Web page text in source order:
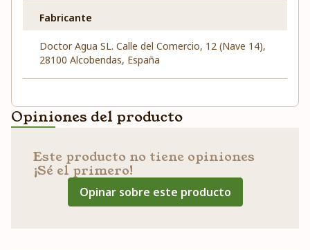
Fabricante
Doctor Agua SL. Calle del Comercio, 12 (Nave 14),
28100 Alcobendas, España
Opiniones del producto
Este producto no tiene opiniones
¡Sé el primero!
Opinar sobre este producto